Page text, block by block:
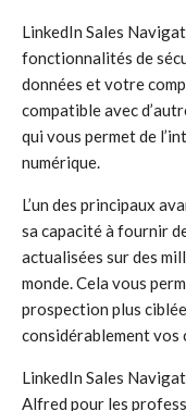
LinkedIn Sales
fonctionnalités de
données et votre
compatible avec
qui vous permet de
numérique.
L’un des principaux
sa capacité à fournir
actualisées sur des
monde. Cela vous
prospection plus
considérablement vos
LinkedIn Sales
Alfred pour les